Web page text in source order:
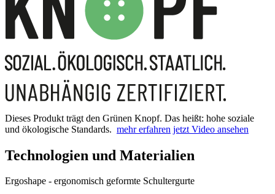
Dieses Produkt trägt den Grünen Knopf. Das heißt: hohe soziale
und ökologische Standards. mehr erfahren jetzt Video ansehen
Technologien und Materialien
Ergoshape - ergonomisch geformte Schultergurte